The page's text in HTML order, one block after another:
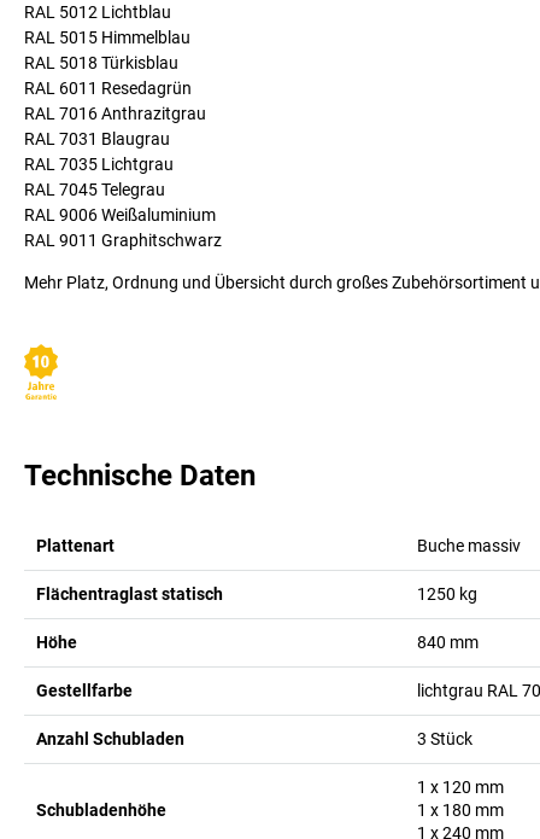
RAL 5012 Lichtblau
RAL 5015 Himmelblau
RAL 5018 Türkisblau
RAL 6011 Resedagrün
RAL 7016 Anthrazitgrau
RAL 7031 Blaugrau
RAL 7035 Lichtgrau
RAL 7045 Telegrau
RAL 9006 Weißaluminium
RAL 9011 Graphitschwarz
Mehr Platz, Ordnung und Übersicht durch großes Zubehörsortiment
Technische Daten
Plattenart Buche massiv
Flächentraglast statisch 1250 kg
Höhe 840 mm
Gestellfarbe lichtgrau RAL
Anzahl Schubladen 3 Stück
Schubladenhöhe
1 x 120 mm
1 x 180 mm
1 x 240 mm